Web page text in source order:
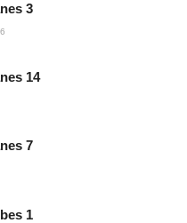
3
14
7
1